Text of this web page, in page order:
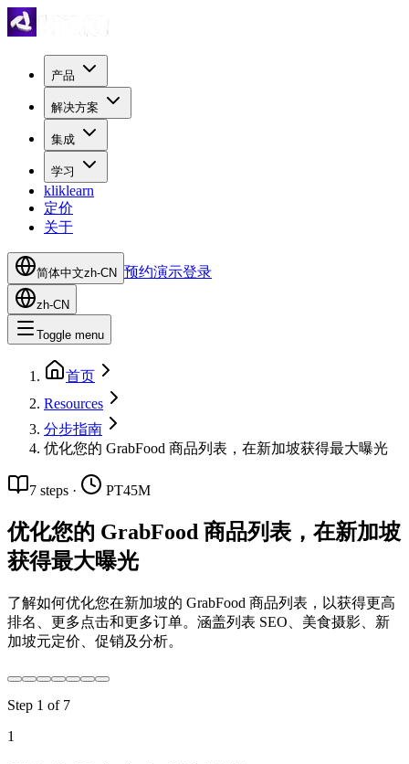
产品
解决方案
集成
学习
kliklearn
定价
关于
简体中文zh-CN 预约演示登录
zh-CN
Toggle menu
首页
Resources
分步指南
优化您的 GrabFood 商品列表，在新加坡获得最大曝光
7 steps · PT45M
优化您的 GrabFood 商品列表，在新加坡
获得最大曝光
了解如何优化您在新加坡的 GrabFood 商品列表，以获得更高
排名、更多点击和更多订单。涵盖列表 SEO、美食摄影、新
加坡元定价、促销及分析。
Step 1 of 7
1